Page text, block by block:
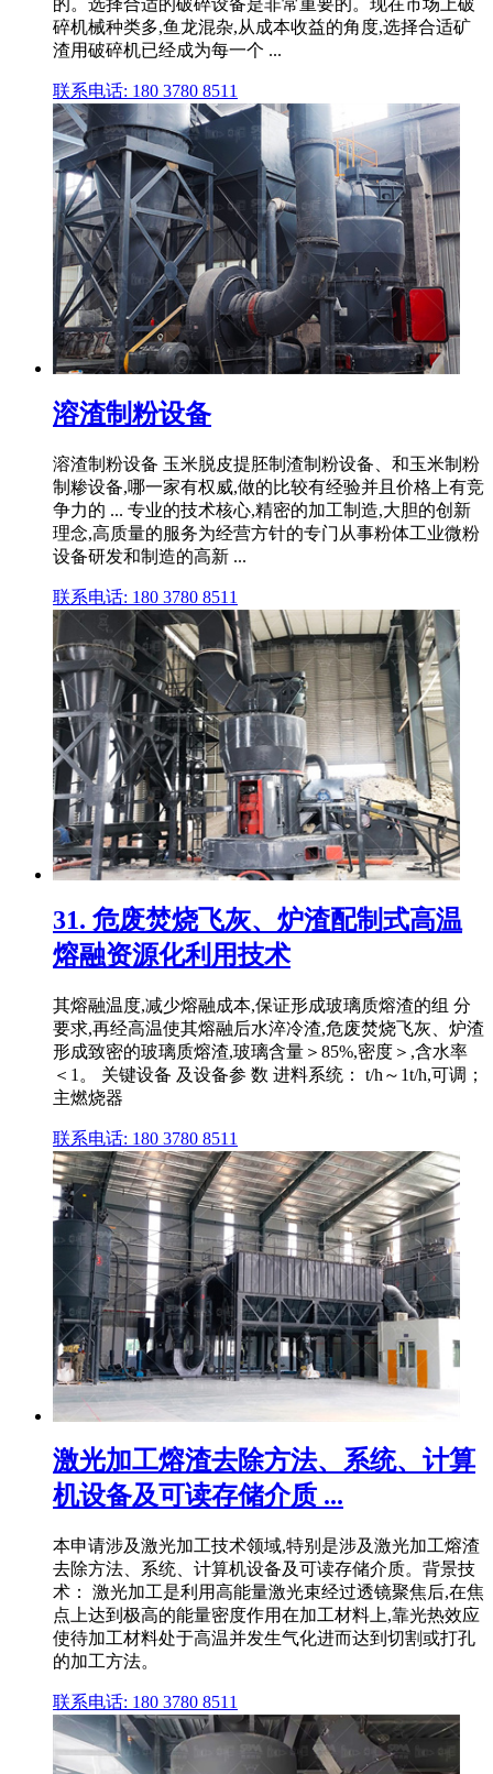
碎机械种类多,鱼龙混杂,从成本收益的角度,选择合适矿
渣用破碎机已经成为每一个 ...
联系电话: 180 3780 8511
溶渣制粉设备
溶渣制粉设备 玉米脱皮提胚制渣制粉设备、和玉米制粉
制糁设备,哪一家有权威,做的比较有经验并且价格上有竞
争力的 ... 专业的技术核心,精密的加工制造,大胆的创新
理念,高质量的服务为经营方针的专门从事粉体工业微粉
设备研发和制造的高新 ...
联系电话: 180 3780 8511
31. 危废焚烧飞灰、炉渣配制式高温
熔融资源化利用技术
其熔融温度,减少熔融成本,保证形成玻璃质熔渣的组 分
要求,再经高温使其熔融后水淬冷渣,危废焚烧飞灰、炉渣
形成致密的玻璃质熔渣,玻璃含量＞85%,密度＞,含水率
＜1。 关键设备 及设备参 数 进料系统： t/h～1t/h,可调；
主燃烧器
联系电话: 180 3780 8511
激光加工熔渣去除方法、系统、计算
机设备及可读存储介质 ...
本申请涉及激光加工技术领域,特别是涉及激光加工熔渣
去除方法、系统、计算机设备及可读存储介质。背景技
术： 激光加工是利用高能量激光束经过透镜聚焦后,在焦
点上达到极高的能量密度作用在加工材料上,靠光热效应
使待加工材料处于高温并发生气化进而达到切割或打孔
的加工方法。
联系电话: 180 3780 8511